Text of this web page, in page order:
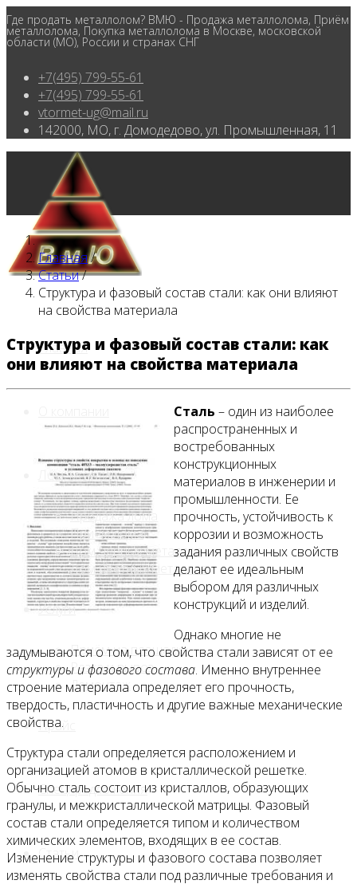
Где продать металлолом? ВМЮ - Продажа металлолома, Приём
металлолома, Покупка металлолома в Москве, московской
области (МО), России и странах СНГ
+7(495) 799-55-61
+7(495) 799-55-61
vtormet-ug@mail.ru
142000, МО, г. Домодедово, ул. Промышленная, 11
Главная
Лом, металл
Продажа лома
Прием лома
Лом чёрных металлов
Лом цветных металлов
Услуги
Приём на площадке
Резка и вывоз
Демонтаж
Прайс
Спецпредложения
Статьи
Главная/
Статьи/
Структура и фазовый состав стали: как они влияют
на свойства материала
Структура и фазовый состав стали: как
они влияют на свойства материала
Сталь – один из наиболее
распространенных и
востребованных
конструкционных
материалов в инженерии и
промышленности. Ее
прочность, устойчивость к
коррозии и возможность
задания различных свойств
делают ее идеальным
выбором для различных
конструкций и изделий.
Однако многие не
задумываются о том, что свойства стали зависят от ее
структуры и фазового состава. Именно внутреннее
строение материала определяет его прочность,
твердость, пластичность и другие важные механические
свойства.
Структура стали определяется расположением и
организацией атомов в кристаллической решетке.
Обычно сталь состоит из кристаллов, образующих
гранулы, и межкристаллической матрицы. Фазовый
состав стали определяется типом и количеством
химических элементов, входящих в ее состав.
Изменение структуры и фазового состава позволяет
изменять свойства стали под различные требования и